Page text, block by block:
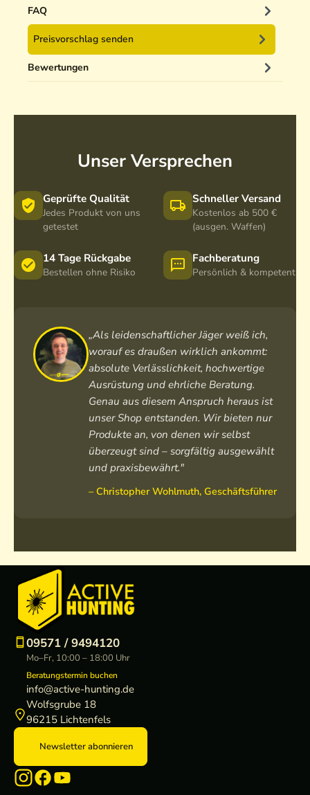
FAQ
Preisvorschlag senden
Bewertungen
Unser Versprechen
Geprüfte Qualität
Jedes Produkt von uns
getestet
Schneller Versand
Kostenlos ab 500 €
(ausgen. Waffen)
14 Tage Rückgabe
Bestellen ohne Risiko
Fachberatung
Persönlich & kompetent
„Als leidenschaftlicher Jäger weiß ich,
worauf es draußen wirklich ankommt:
absolute Verlässlichkeit, hochwertige
Ausrüstung und ehrliche Beratung.
Genau aus diesem Anspruch heraus ist
unser Shop entstanden. Wir bieten nur
Produkte an, von denen wir selbst
überzeugt sind – sorgfältig ausgewählt
und praxisbewährt."
– Christopher Wohlmuth, Geschäftsführer
09571 / 9494120
Mo–Fr, 10:00 – 18:00 Uhr
Beratungstermin buchen
info@active-hunting.de
Wolfsgrube 18
96215 Lichtenfels
Newsletter abonnieren